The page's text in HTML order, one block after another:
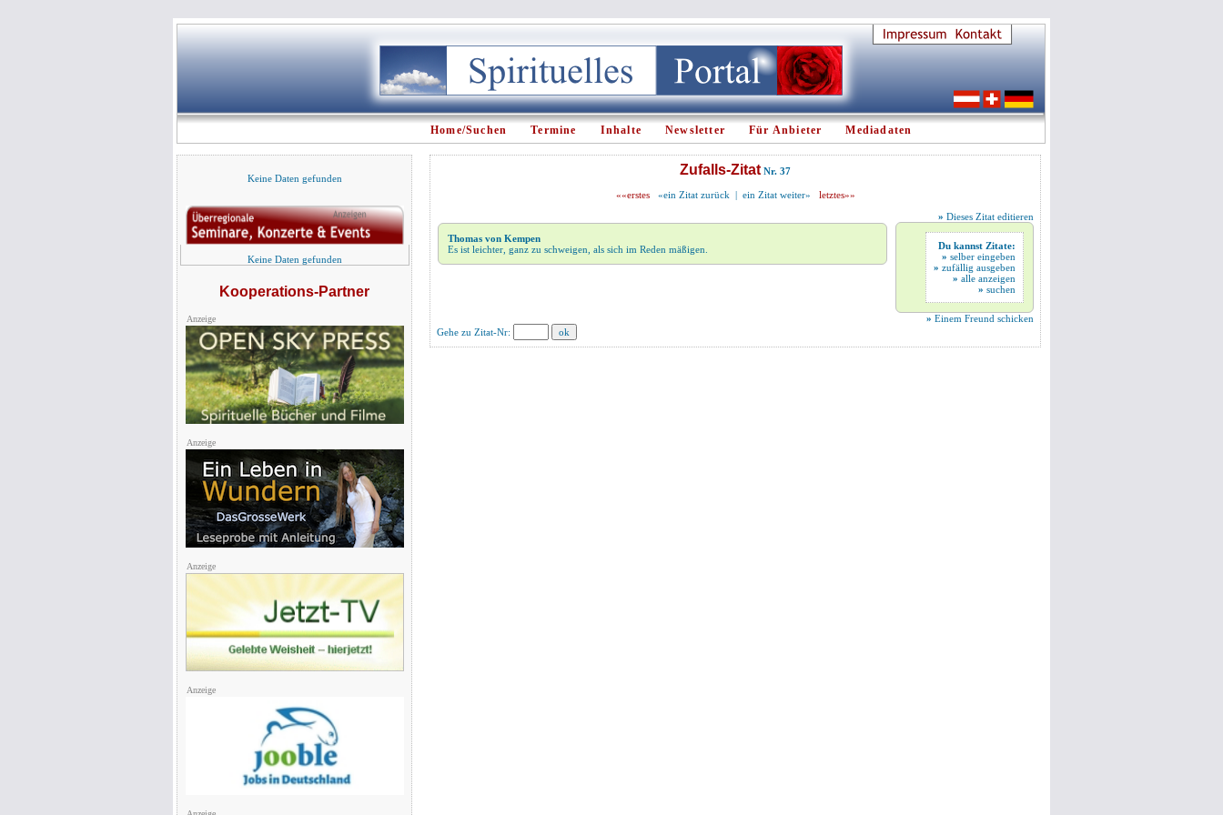
Home/Suchen Termine Inhalte Newsletter Für Anbieter Mediadaten
Keine Daten gefunden
Keine Daten gefunden
Kooperations-Partner
Anzeige
Anzeige
Anzeige
Anzeige
Zufalls-Zitat Nr. 37
««erstes «ein Zitat zurück | ein Zitat weiter»
letztes»»
» Dieses Zitat editieren
Thomas von Kempen
Es ist leichter, ganz zu schweigen, als sich im Reden mäßigen.
Du kannst Zitate:
» selber eingeben
» zufällig ausgeben
» alle anzeigen
» suchen
» Einem Freund schicken
Gehe zu Zitat-Nr: